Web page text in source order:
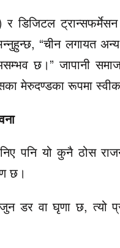
डिजिटल
“चीन लगायत
छ।” जापानी
मेरुदण्डका रूपमा
पनि यो कुनै ठोस
छ।
डर वा घृणा छ, त्यो